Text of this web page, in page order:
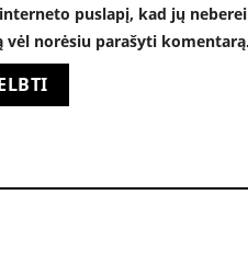
puslapį, kad jų
vėl norėsiu parašyti komentarą.